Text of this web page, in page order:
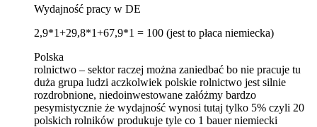
Wydajność pracy w DE
2,9*1+29,8*1+67,9*1 = 100 (jest to płaca niemiecka)
Polska
rolnictwo – sektor raczej można zaniedbać bo nie pracuje tu
duża grupa ludzi aczkolwiek polskie rolnictwo jest silnie
rozdrobnione, niedoinwestowane załóżmy bardzo
pesymistycznie że wydajność wynosi tutaj tylko 5% czyli 20
polskich rolników produkuje tyle co 1 bauer niemiecki